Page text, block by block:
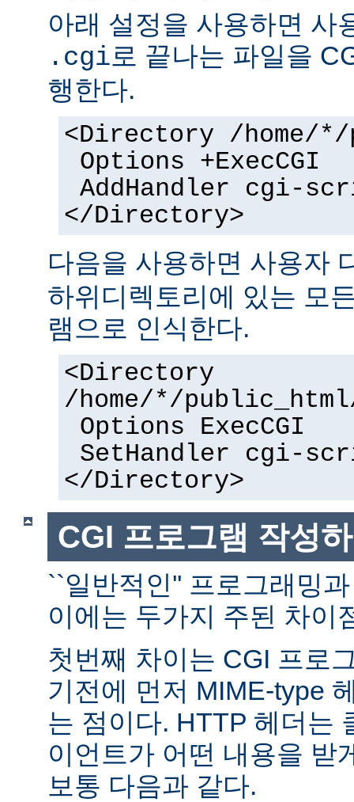
아래 설정을 사용하면 사
.cgi로 끝나는 파일을
행한다.
<Directory /home/
Options +ExecCGI
AddHandler cgi-
</Directory>
다음을 사용하면 사용자
하위디렉토리에 있는 모
램으로 인식한다.
<Directory
/home/*/
Options ExecCGI
SetHandler cgi-
</Directory>
CGI 프로그램 작성
``일반적인'' 프로그래밍
이에는 두가지 주된 차이
첫번째 차이는 CGI 프로
기전에 먼저 MIME-type
는 점이다. HTTP 헤더는
이언트가 어떤 내용을 받
보통 다음과 같다.